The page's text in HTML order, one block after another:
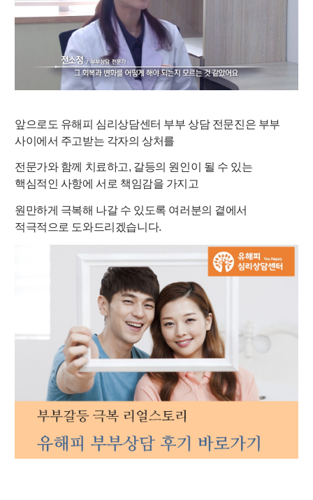
앞으로도 유해피 심리상담센터 부부 상담 전문진은 부부
사이에서 주고받는 각자의 상처를
전문가와 함께 치료하고, 갈등의 원인이 될 수 있는
핵심적인 사항에 서로 책임감을 가지고
원만하게 극복해 나갈 수 있도록 여러분의 곁에서
적극적으로 도와드리겠습니다.